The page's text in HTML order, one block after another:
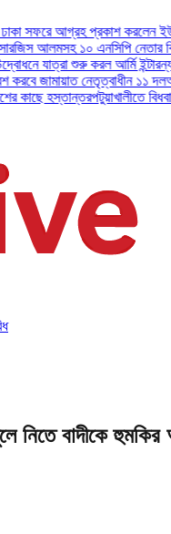
আগ্রহ প্রকাশ করলেন ইউএই
১০ এনসিপি নেতার বিরুদ্ধে
শুরু করল আর্মি ইন্টারন্যাশনাল
নেতৃত্বাধীন ১১ দলঅসুস্থ
পটুয়াখালীতে বিধবা
নিতে বাদীকে